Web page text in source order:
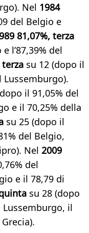
Nel 1984
del Belgio e
81,07%, terza
l’87,39% del
terza su 12 (dopo il
Lussemburgo).
il 91,05% del
e il 70,25% della
su 25 (dopo il
del Belgio,
Nel 2009
del
e il 78,79 di
su 28 (dopo
Lussemburgo, il